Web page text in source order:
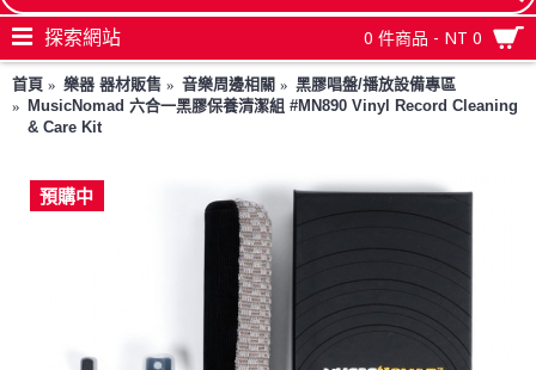
0 件商品 - NT 0
探索網站
首頁 樂器 器材販售 音樂周邊相關
黑膠唱盤/播放設備專區
MusicNomad 六合一黑膠保養清潔組 #MN890 Vinyl Record Cleaning
& Care Kit
預購中